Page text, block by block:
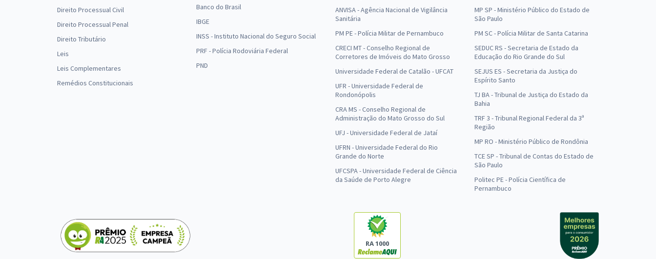
Direito Processual Civil
Direito Processual Penal
Direito Tributário
Leis
Leis Complementares
Remédios Constitucionais
Banco do Brasil
IBGE
INSS - Instituto Nacional do Seguro Social
PRF - Polícia Rodoviária Federal
PND
ANVISA - Agência Nacional de Vigilância
Sanitária
PM PE - Polícia Militar de Pernambuco
CRECI MT - Conselho Regional de
Corretores de Imóveis do Mato Grosso
Universidade Federal de Catalão - UFCAT
UFR - Universidade Federal de
Rondonópolis
CRA MS - Conselho Regional de
Administração do Mato Grosso do Sul
UFJ - Universidade Federal de Jataí
UFRN - Universidade Federal do Rio
Grande do Norte
UFCSPA - Universidade Federal de Ciência
da Saúde de Porto Alegre
MP SP - Ministério Público do Estado de
São Paulo
PM SC - Polícia Militar de Santa Catarina
SEDUC RS - Secretaria de Estado da
Educação do Rio Grande do Sul
SEJUS ES - Secretaria da Justiça do
Espírito Santo
TJ BA - Tribunal de Justiça do Estado da
Bahia
TRF 3 - Tribunal Regional Federal da 3ª
Região
MP RO - Ministério Público de Rondônia
TCE SP - Tribunal de Contas do Estado de
São Paulo
Politec PE - Polícia Científica de
Pernambuco
RA 1000